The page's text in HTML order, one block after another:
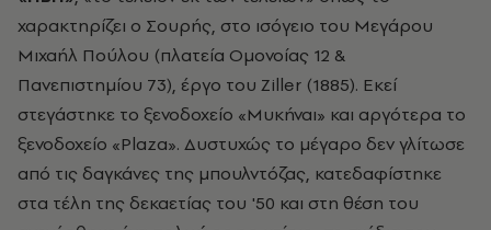
χαρακτηρίζει ο Σουρής, στο ισόγειο του Μεγάρου
Μιχαήλ Πούλου (πλατεία Ομονοίας 12 &
Πανεπιστημίου 73), έργο του Ziller (1885). Eκεί
στεγάστηκε το ξενοδοχείο «Μυκήναι» και αργότερα το
ξενοδοχείο «Plaza». Δυστυχώς το μέγαρο δεν γλίτωσε
από τις δαγκάνες της μπουλντόζας, κατεδαφίστηκε
στα τέλη της δεκαετίας του '50 και στη θέση του